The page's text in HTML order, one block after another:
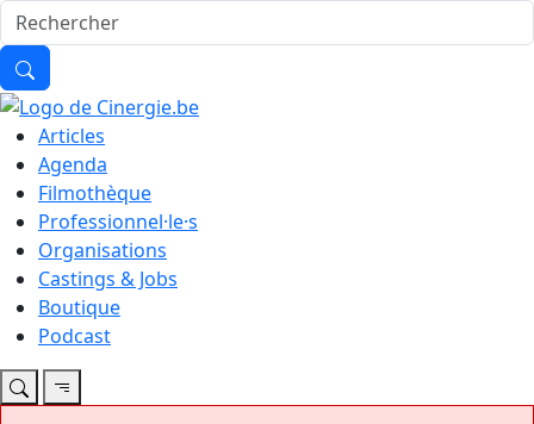
Articles
Agenda
Filmothèque
Professionnel·le·s
Organisations
Castings & Jobs
Boutique
Podcast